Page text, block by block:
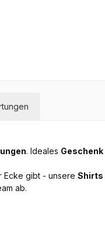
. Ideales Geschenk
Ecke gibt - unsere Shirts
ab.